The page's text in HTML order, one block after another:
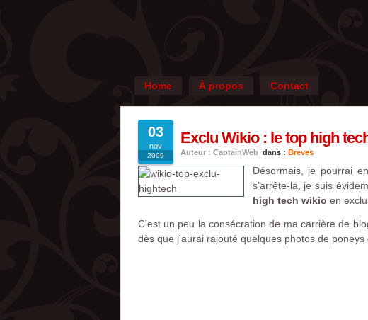
Home À propos Contact
03
nov
2009
Exclu Wikio : le top high
Auteur : CaptainWeb dans : Breves
Désormais, je pourrai
s’arrête-la, je suis
high tech wikio en
C'est un peu la consécration de ma carrière de
dès que j'aurai rajouté quelques photos de